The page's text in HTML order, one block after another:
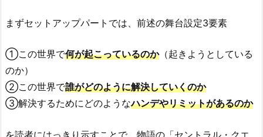
まずセットアップパートでは、前述の舞台設定3要素
①この世界で何が起こっているのか（起きようとしている
のか）
②この世界で誰がどのように解決していくのか
③解決するためにどのようなハンデやリミットがあるのか
を読者にはっきり示すことで、物語の「セントラル・クエ